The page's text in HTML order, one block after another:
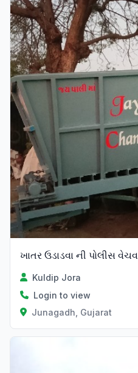
ખાતર ઉડાડવા ની પોલીસ
Kuldip Jora
Login to view
Junagadh, Gujarat